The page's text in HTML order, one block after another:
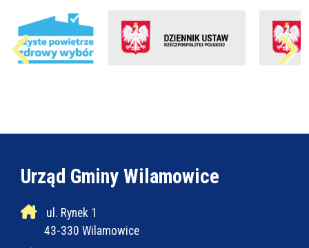
Urząd Gminy Wilamowice
ul. Rynek 1
43-330 Wilamowice